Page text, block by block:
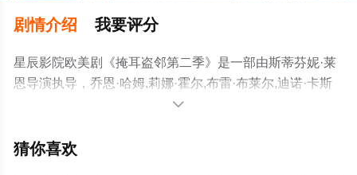
剧情介绍 我要评分
星辰影院欧美剧《掩耳盗邻第二季》是一部由斯蒂芬妮·莱
恩导演执导，乔恩·哈姆,莉娜·霍尔,布雷·布莱尔,迪诺·卡斯
特利,朱莉·克莱尔,多诺万·可兰,Mya,Ison,普里亚·贾恩,李勋,
斯登,Geneva,Meredith,奥利维亚·等演员精彩演绎的美国电

猜你喜欢